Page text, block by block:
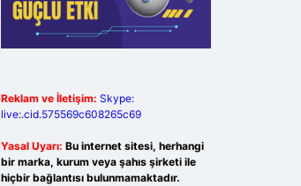
Reklam ve İletişim: Skype:
live:.cid.575569c608265c69
Yasal Uyarı: Bu internet sitesi, herhangi
bir marka, kurum veya şahıs şirketi ile
hiçbir bağlantısı bulunmamaktadır.